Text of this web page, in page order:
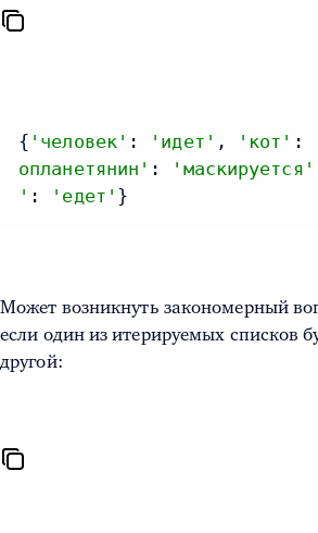
{ 'человек' : 'идет' , 'кот' :
опланетянин' : 'маскируется'
' : 'едет' }
Может возникнуть закономерный
если один из итерируемых списков
другой: